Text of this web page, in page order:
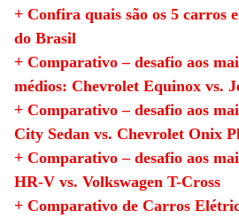
+ Confira quais são os 5 carros
do Brasil
+ Comparativo – desafio aos
médios: Chevrolet Equinox vs.
+ Comparativo – desafio aos
City Sedan vs. Chevrolet Onix
+ Comparativo – desafio aos
HR-V vs. Volkswagen T-Cross
+ Comparativo de Carros